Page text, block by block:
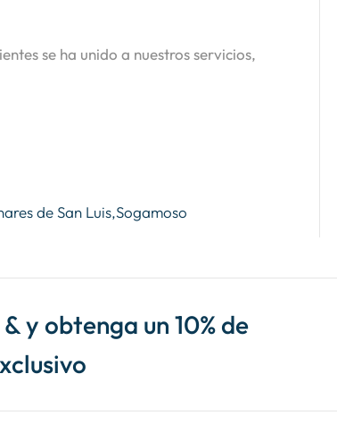
se ha unido a nuestros servicios,
de San Luis,Sogamoso
y obtenga un 10% de